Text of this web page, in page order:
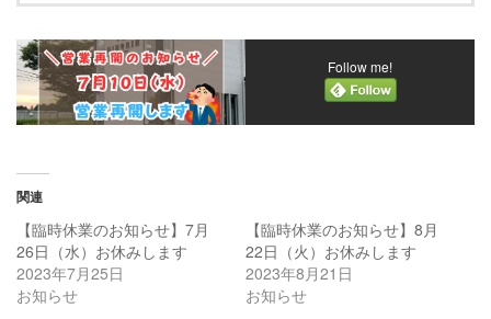
Follow me!
関連
【臨時休業のお知らせ】7月
26日（水）お休みします
2023年7月25日
お知らせ
【臨時休業のお知らせ】8月
22日（火）お休みします
2023年8月21日
お知らせ